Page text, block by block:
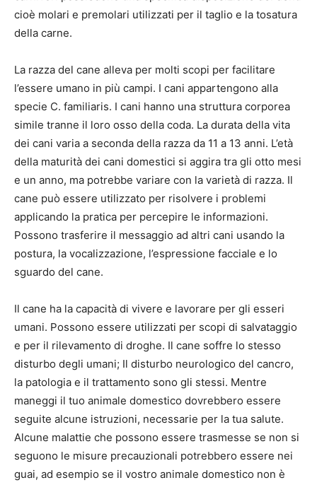
cioè molari e premolari utilizzati per il taglio e la tosatura
della carne.
La razza del cane alleva per molti scopi per facilitare
l’essere umano in più campi. I cani appartengono alla
specie C. familiaris. I cani hanno una struttura corporea
simile tranne il loro osso della coda. La durata della vita
dei cani varia a seconda della razza da 11 a 13 anni. L’età
della maturità dei cani domestici si aggira tra gli otto mesi
e un anno, ma potrebbe variare con la varietà di razza. Il
cane può essere utilizzato per risolvere i problemi
applicando la pratica per percepire le informazioni.
Possono trasferire il messaggio ad altri cani usando la
postura, la vocalizzazione, l’espressione facciale e lo
sguardo del cane.
Il cane ha la capacità di vivere e lavorare per gli esseri
umani. Possono essere utilizzati per scopi di salvataggio
e per il rilevamento di droghe. Il cane soffre lo stesso
disturbo degli umani; Il disturbo neurologico del cancro,
la patologia e il trattamento sono gli stessi. Mentre
maneggi il tuo animale domestico dovrebbero essere
seguite alcune istruzioni, necessarie per la tua salute.
Alcune malattie che possono essere trasmesse se non si
seguono le misure precauzionali potrebbero essere nei
guai, ad esempio se il vostro animale domestico non è